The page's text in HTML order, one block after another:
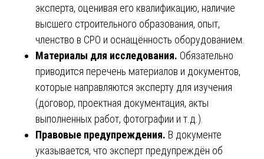
эксперта, оценивая его квалификацию, наличие
высшего строительного образования, опыт,
членство в СРО и оснащённость оборудованием.
Материалы для исследования. Обязательно
приводится перечень материалов и документов,
которые направляются эксперту для изучения
(договор, проектная документация, акты
выполненных работ, фотографии и т.д.).
Правовые предупреждения. В документе
указывается, что эксперт предупреждён об